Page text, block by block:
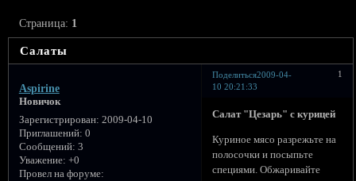
Салаты
Страница: 1
Поделиться 1
2009-04-
10 20:21:33
Aspirine
Новичок
Зарегистрирован: 2009-04-10
Приглашений: 0
Сообщений: 3
Уважение: +0
Провел на форуме:
Салат "Цезарь" с курицей
Куриное мясо разрежьте на
полосочки и посыпьте
специями. Обжаривайте